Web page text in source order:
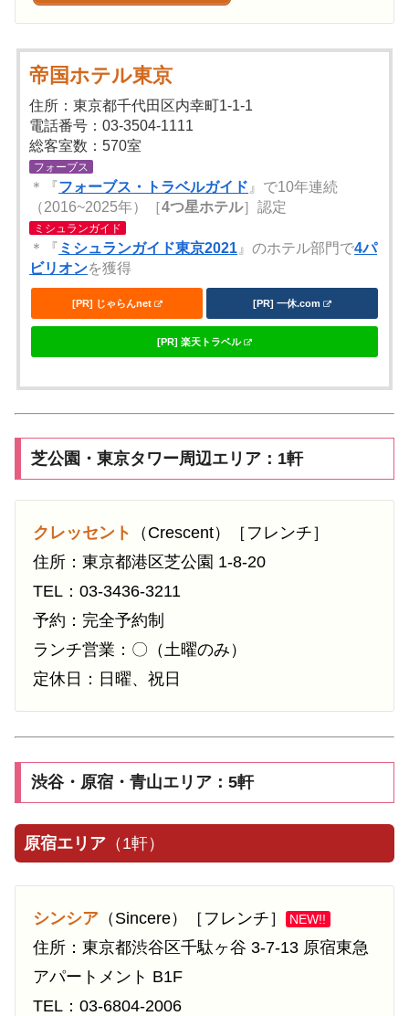
帝国ホテル東京
住所：東京都千代田区内幸町1-1-1
電話番号：03-3504-1111
総客室数：570室
フォーブス
＊『フォーブス・トラベルガイド 』で10年連続
（2016~2025年）［4つ星ホテル］認定
ミシュランガイド
＊『 ミシュランガイド東京2021 』のホテル部門で4パ
ビリオンを獲得
[PR] じゃらんnet [PR] 一休.com
[PR] 楽天トラベル
芝公園・東京タワー周辺エリア：1軒
クレッセント
（Crescent）［フレンチ］
住所：東京都港区芝公園 1-8-20
TEL：03-3436-3211
予約：完全予約制
ランチ営業：〇（土曜のみ）
定休日：日曜、祝日
渋谷・原宿・青山エリア：5軒
原宿エリア （1軒）
シンシア （Sincere）［フレンチ］ NEW!!
住所：東京都渋谷区千駄ヶ谷 3-7-13 原宿東急
アパートメント B1F
TEL：03-6804-2006